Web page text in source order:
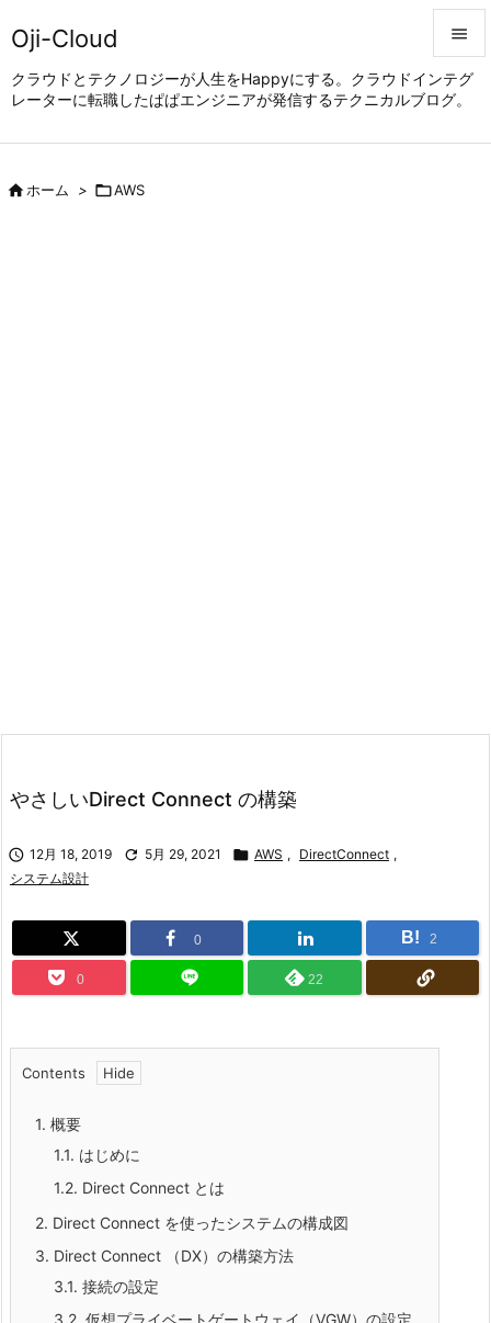
Oji-Cloud
クラウドとテクノロジーが人生をHappyにする。クラウドインテグ
レーターに転職したぱぱエンジニアが発信するテクニカルブログ。


メニュ
ホーム > AWS
やさしいDirect Connect の構築
 12月 18, 2019  5月 29, 2021  AWS , DirectConnect ,
システム設計
0 B! 2
0 22
Contents
1. 概要
1.1. はじめに
1.2. Direct Connect とは
2. Direct Connect を使ったシステムの構成図
3. Direct Connect （DX）の構築方法
3.1. 接続の設定
3.2. 仮想プライベートゲートウェイ（VGW）の設定